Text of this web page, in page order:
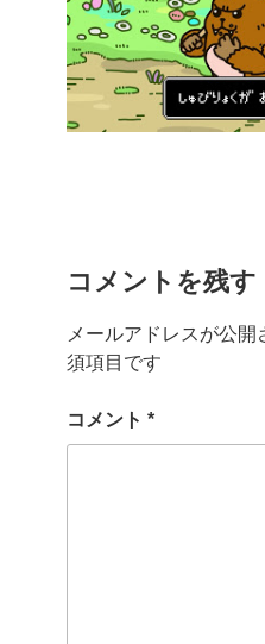
コメントを残す
メールアドレスが公開
須項目です
コメント *